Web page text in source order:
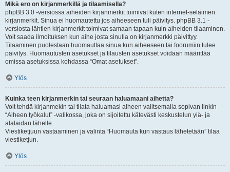
Mikä ero on kirjanmerkillä ja tilaamisella?
phpBB 3.0 -versiossa aiheiden kirjanmerkit toimivat kuten internet-selaimen
kirjanmerkit. Sinua ei huomautettu jos aiheeseen tuli päivitys. phpBB 3.1 -
versiosta lähtien kirjanmerkit toimivat samaan tapaan kuin aiheiden tilaaminen.
Voit saada ilmoituksen kun aihe josta sinulla on kirjanmerkki päivittyy.
Tilaaminen puolestaan huomauttaa sinua kun aiheeseen tai foorumiin tulee
päivitys. Huomautusten asetukset ja tilausten asetukset voidaan määrittää
omissa asetuksissa kohdassa “Omat asetukset”.
Ylös
Kuinka teen kirjanmerkin tai seuraan haluamaani aihetta?
Voit tehdä kirjanmekin tai tilata haluamasi aiheen valitsemalla sopivan linkin
“Aiheen työkalut” -valikossa, joka on sijoitettu kätevästi keskustelun ylä- ja
alalaidan lähelle.
Viestiketjuun vastaaminen ja valinta “Huomauta kun vastaus lähetetään” tilaa
viestiketjun.
Ylös